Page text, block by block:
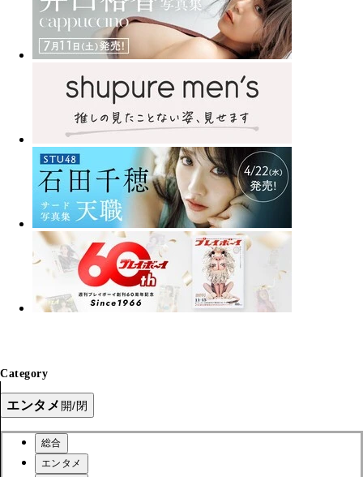
Category
エンタメ 開/閉
総合
エンタメ